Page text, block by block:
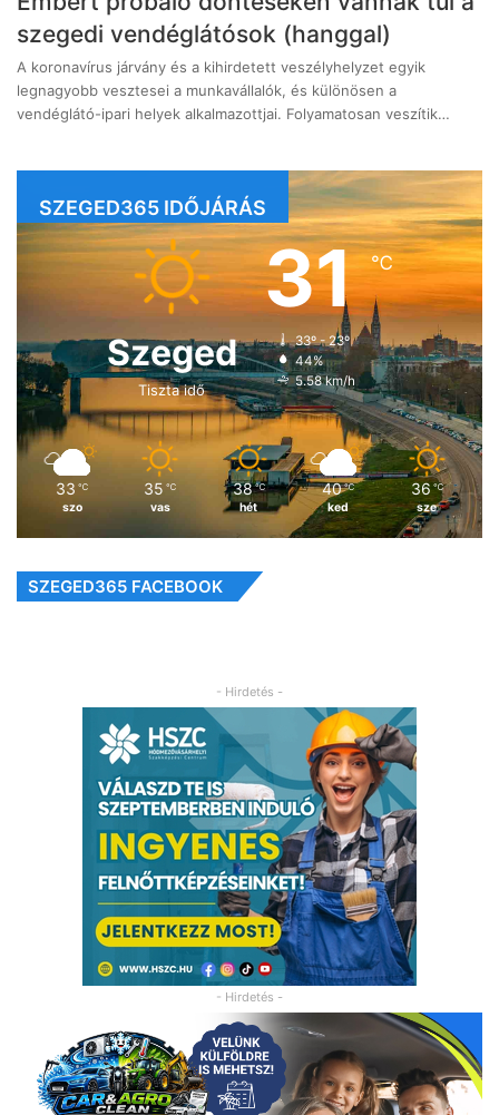
szegedi vendéglátósok (hanggal)
A koronavírus járvány és a kihirdetett veszélyhelyzet egyik
legnagyobb vesztesei a munkavállalók, és különösen a
vendéglátó-ipari helyek alkalmazottjai. Folyamatosan veszítik…
SZEGED365 IDŐJÁRÁS
Szeged
Tiszta idő
31℃
33º - 23º
44%
5.58 km/h
33 ℃
szo
35 ℃
vas
38 ℃
hét
40 ℃
ked
36 ℃
sze
SZEGED365 FACEBOOK
- Hirdetés -
- Hirdetés -